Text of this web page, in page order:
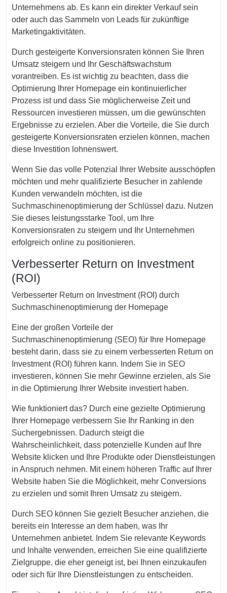
Unternehmens ab. Es kann ein direkter Verkauf sein
oder auch das Sammeln von Leads für zukünftige
Marketingaktivitäten.
Durch gesteigerte Konversionsraten können Sie Ihren
Umsatz steigern und Ihr Geschäftswachstum
vorantreiben. Es ist wichtig zu beachten, dass die
Optimierung Ihrer Homepage ein kontinuierlicher
Prozess ist und dass Sie möglicherweise Zeit und
Ressourcen investieren müssen, um die gewünschten
Ergebnisse zu erzielen. Aber die Vorteile, die Sie durch
gesteigerte Konversionsraten erzielen können, machen
diese Investition lohnenswert.
Wenn Sie das volle Potenzial Ihrer Website ausschöpfen
möchten und mehr qualifizierte Besucher in zahlende
Kunden verwandeln möchten, ist die
Suchmaschinenoptimierung der Schlüssel dazu. Nutzen
Sie dieses leistungsstarke Tool, um Ihre
Konversionsraten zu steigern und Ihr Unternehmen
erfolgreich online zu positionieren.
Verbesserter Return on Investment
(ROI)
Verbesserter Return on Investment (ROI) durch
Suchmaschinenoptimierung der Homepage
Eine der großen Vorteile der
Suchmaschinenoptimierung (SEO) für Ihre Homepage
besteht darin, dass sie zu einem verbesserten Return on
Investment (ROI) führen kann. Indem Sie in SEO
investieren, können Sie mehr Gewinne erzielen, als Sie
in die Optimierung Ihrer Website investiert haben.
Wie funktioniert das? Durch eine gezielte Optimierung
Ihrer Homepage verbessern Sie Ihr Ranking in den
Suchergebnissen. Dadurch steigt die
Wahrscheinlichkeit, dass potenzielle Kunden auf Ihre
Website klicken und Ihre Produkte oder Dienstleistungen
in Anspruch nehmen. Mit einem höheren Traffic auf Ihrer
Website haben Sie die Möglichkeit, mehr Conversions
zu erzielen und somit Ihren Umsatz zu steigern.
Durch SEO können Sie gezielt Besucher anziehen, die
bereits ein Interesse an dem haben, was Ihr
Unternehmen anbietet. Indem Sie relevante Keywords
und Inhalte verwenden, erreichen Sie eine qualifizierte
Zielgruppe, die eher geneigt ist, bei Ihnen einzukaufen
oder sich für Ihre Dienstleistungen zu entscheiden.